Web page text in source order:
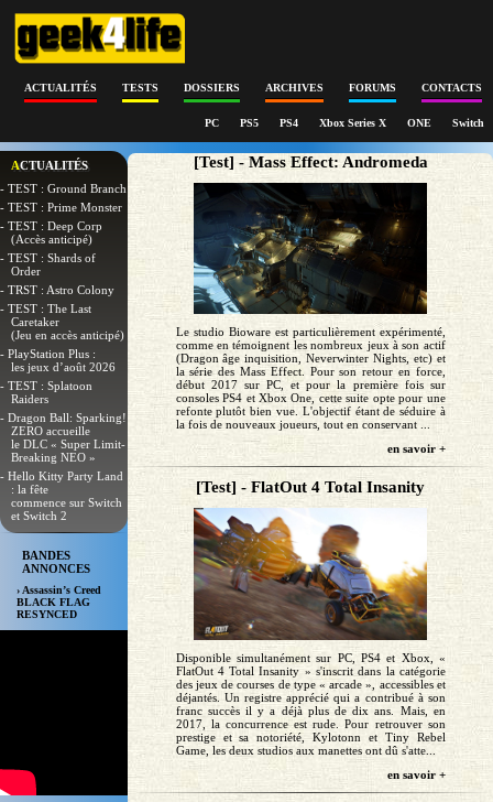
ACTUALITÉS TESTS DOSSIERS ARCHIVES FORUMS CONTACTS
PC PS5 PS4 Xbox Series X ONE Switch
ACTUALITÉS
- TEST : Ground Branch
- TEST : Prime Monster
- TEST : Deep Corp
(Accès anticipé)
- TEST : Shards of
Order
- TRST : Astro Colony
- TEST : The Last
Caretaker
(Jeu en accès anticipé)
- PlayStation Plus :
les jeux d’août 2026
- TEST : Splatoon
Raiders
- Dragon Ball: Sparking!
ZERO accueille
le DLC « Super Limit-
Breaking NEO »
- Hello Kitty Party Land
: la fête
commence sur Switch
et Switch 2
BANDES
ANNONCES
› Assassin’s Creed
BLACK FLAG
RESYNCED
[Test] - Mass Effect: Andromeda
Le studio Bioware est particulièrement expérimenté,
comme en témoignent les nombreux jeux à son actif
(Dragon âge inquisition, Neverwinter Nights, etc) et
la série des Mass Effect. Pour son retour en force,
début 2017 sur PC, et pour la première fois sur
consoles PS4 et Xbox One, cette suite opte pour une
refonte plutôt bien vue. L'objectif étant de séduire à
la fois de nouveaux joueurs, tout en conservant ...
en savoir +
[Test] - FlatOut 4 Total Insanity
Disponible simultanément sur PC, PS4 et Xbox, «
FlatOut 4 Total Insanity » s'inscrit dans la catégorie
des jeux de courses de type « arcade », accessibles et
déjantés. Un registre apprécié qui a contribué à son
franc succès il y a déjà plus de dix ans. Mais, en
2017, la concurrence est rude. Pour retrouver son
prestige et sa notoriété, Kylotonn et Tiny Rebel
Game, les deux studios aux manettes ont dû s'atte...
en savoir +